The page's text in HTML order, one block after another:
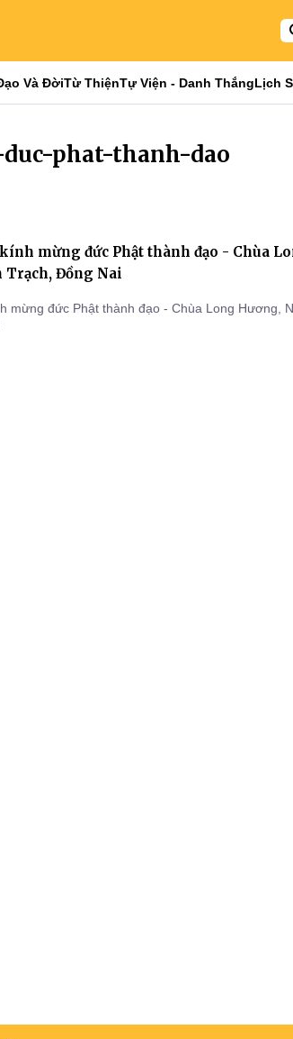
Và ĐờiTừ ThiệnTự Viện - Danh ThắngLịch
phat-thanh-dao
mừng đức Phật thành đạo - Chùa
Trạch, Đồng Nai
mừng đức Phật thành đạo - Chùa Long Hương,